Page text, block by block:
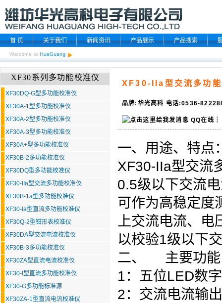
首 页 关于我们 新闻资讯 产品展示 产品搜索
XF30系列多功能校准仪
XF30DQ-G型多功能校准仪
XF30A-1型多功能校准仪
XF30A-2型多功能校准仪
XF30A-3型多功能校准仪
XF30A+型多功能校准仪
XF30B-2多功能校准仪
XF30DQ型多功能校准仪
XF30-IIa型交流多功能校准仪
XF30B-1a型多功能校准仪
XF30-Ia型直流多功能校准仪
XF30Q-2型钳形表校准仪
XF30DA型交流电流校准仪
XF30B-3多功能校准仪
XF30ZA型直流电流校准仪
XF30-I型直流多功能校准仪
XF30-G多功能标准源
XF30ZA-1型直流电流校准仪
XF30-IIa型交流多功
品牌:华光高科 电话:0536-
QQ在线
一、用途、特点
XF30-IIa型交流
0.5级以下交流
可作为高稳定度
上交流电流、电
以校验1级以下
二、 主要功能
1：五位LED数
2：交流电流输